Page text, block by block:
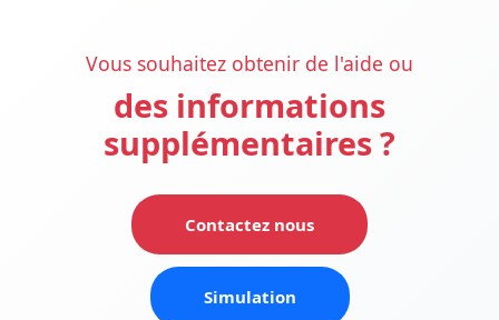
Vous souhaitez obtenir de l'aide ou
des informations
supplémentaires ?
Contactez nous
Simulation